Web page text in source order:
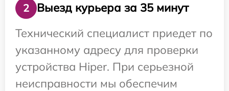
2
Выезд курьера за 35 минут
Технический специалист приедет по
указанному адресу для проверки
устройства Hiper. При серьезной
неисправности мы обеспечим